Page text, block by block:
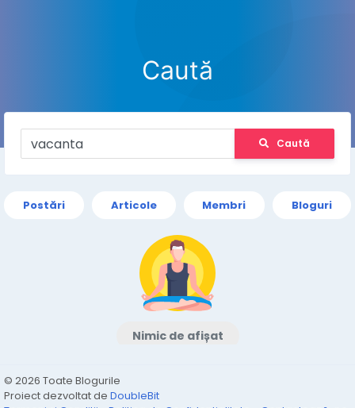
Caută
Caută
Postări Articole Membri Bloguri
Nimic de afișat
© 2026 Toate Blogurile
Proiect dezvoltat de DoubleBit